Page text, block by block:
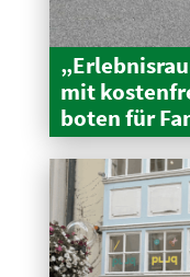
mit
boten für